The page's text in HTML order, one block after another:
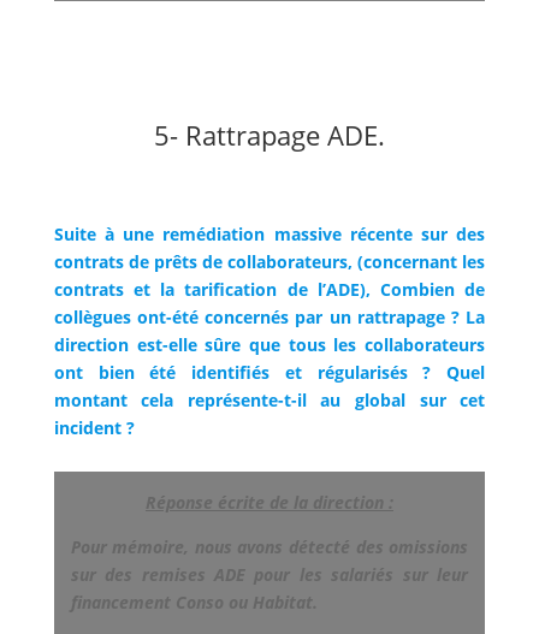
5- Rattrapage ADE.
Suite à une remédiation massive récente sur des
contrats de prêts de collaborateurs, (concernant les
contrats et la tarification de l’ADE), Combien de
collègues ont-été concernés par un rattrapage ? La
direction est-elle sûre que tous les collaborateurs
ont bien été identifiés et régularisés ? Quel
montant cela représente-t-il au global sur cet
incident ?
Réponse écrite de la direction :
Pour mémoire, nous avons détecté des omissions
sur des remises ADE pour les salariés sur leur
financement Conso ou Habitat.